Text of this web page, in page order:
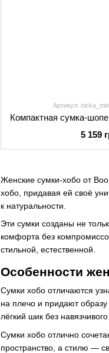
Женские сумки-хобо от
хобо, придавая ей своё
к натуральности.
Эти сумки созданы не
комфорта без
стильной, естественной.
Особенности
Сумки хобо отличаются
на плечо и придают
лёгкий шик без
Сумки хобо отлично
пространство, а стилю —
Артикул:
5 159